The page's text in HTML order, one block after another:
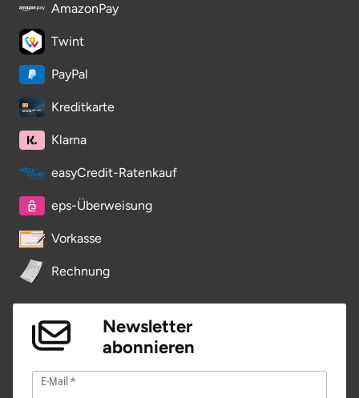
AmazonPay
Twint
PayPal
Kreditkarte
Klarna
easyCredit-Ratenkauf
eps-Überweisung
Vorkasse
Rechnung
Newsletter
abonnieren
E-Mail